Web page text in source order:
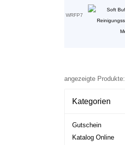
WRFP7
angezeigte Produkte:
Kategorien
Gutschein
Katalog Online